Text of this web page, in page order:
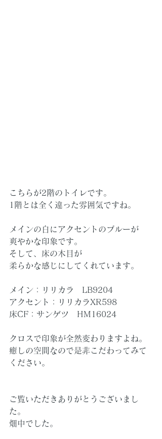
こちらが2階のトイレです。
1階とは全く違った雰囲気ですね。
メインの白にアクセントのブルーが
爽やかな印象です。
そして、床の木目が
柔らかな感じにしてくれています。
メイン：リリカラ　LB9204
アクセント：リリカラXR598
床CF：サンゲツ　HM16024
クロスで印象が全然変わりますよね。
癒しの空間なので是非こだわってみて
ください。
ご覧いただきありがとうございまし
た。
畑中でした。